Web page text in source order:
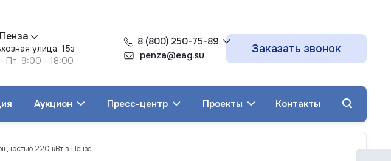
Пенза
улица, 15з
Пт. 9:00 - 18:00
8 (800) 250-75-89
penza@eag.su
Заказать звонок
Аукцион Пресс-центр Проекты Контакты
220 кВт в Пензе